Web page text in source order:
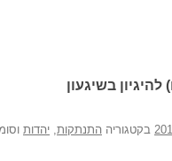
להיגיון בשיגעון
בקטגוריה התנתקות, יהדות